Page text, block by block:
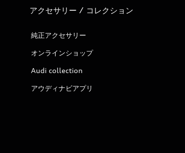
アクセサリー / コレクション
純正アクセサリー
オンラインショップ
Audi collection
アウディナビアプリ